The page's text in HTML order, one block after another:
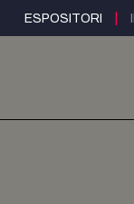
ESPOSITORI